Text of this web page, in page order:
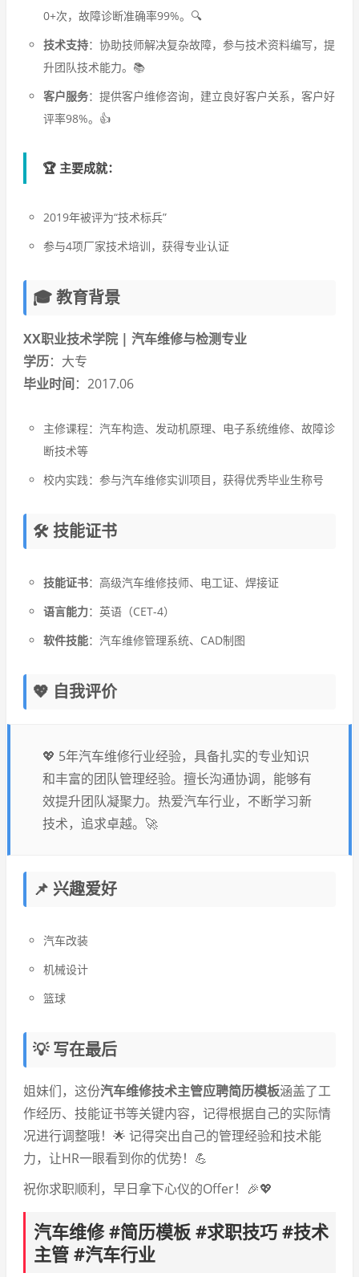
0+次，故障诊断准确率99%。🔍
技术支持：协助技师解决复杂故障，参与技术资料编写，提
升团队技术能力。📚
客户服务：提供客户维修咨询，建立良好客户关系，客户好
评率98%。👍
🏆 主要成就：
2019年被评为“技术标兵”
参与4项厂家技术培训，获得专业认证
🎓 教育背景
XX职业技术学院 | 汽车维修与检测专业
学历：大专
毕业时间：2017.06
主修课程：汽车构造、发动机原理、电子系统维修、故障诊
断技术等
校内实践：参与汽车维修实训项目，获得优秀毕业生称号
🛠️ 技能证书
技能证书：高级汽车维修技师、电工证、焊接证
语言能力：英语（CET-4）
软件技能：汽车维修管理系统、CAD制图
💖 自我评价
💖 5年汽车维修行业经验，具备扎实的专业知识
和丰富的团队管理经验。擅长沟通协调，能够有
效提升团队凝聚力。热爱汽车行业，不断学习新
技术，追求卓越。🚀
📌 兴趣爱好
汽车改装
机械设计
篮球
💡 写在最后
姐妹们，这份汽车维修技术主管应聘简历模板涵盖了工
作经历、技能证书等关键内容，记得根据自己的实际情
况进行调整哦！🌟 记得突出自己的管理经验和技术能
力，让HR一眼看到你的优势！💪
祝你求职顺利，早日拿下心仪的Offer！🎉💖
汽车维修 #简历模板 #求职技巧 #技术
主管 #汽车行业